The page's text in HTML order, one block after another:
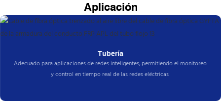
Aplicación
Tubería
Adecuado para aplicaciones de redes inteligentes, permitiendo el monitoreo
y control en tiempo real de las redes eléctricas